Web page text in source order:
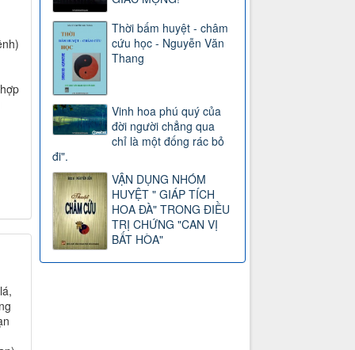
Thời bấm huyệt - châm
cứu học - Nguyễn Văn
Thang
Vinh hoa phú quý của
đời người chẳng qua
chỉ là một đống rác bỏ
đi".
VẬN DỤNG NHÓM
HUYỆT " GIÁP TÍCH
HOA ĐÀ" TRONG ĐIỀU
TRỊ CHỨNG "CAN VỊ
BẤT HÒA"